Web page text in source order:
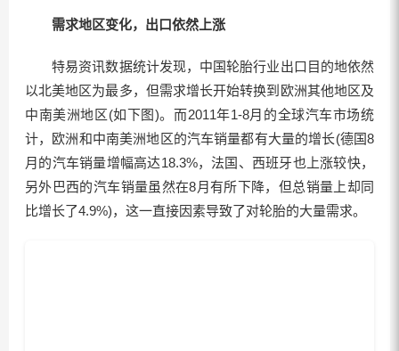
需求地区变化，出口依然上涨
特易资讯数据统计发现，中国轮胎行业出口目的地依然
以北美地区为最多，但需求增长开始转换到欧洲其他地区及
中南美洲地区(如下图)。而2011年1-8月的全球汽车市场统
计，欧洲和中南美洲地区的汽车销量都有大量的增长(德国8
月的汽车销量增幅高达18.3%，法国、西班牙也上涨较快，
另外巴西的汽车销量虽然在8月有所下降，但总销量上却同
比增长了4.9%)，这一直接因素导致了对轮胎的大量需求。